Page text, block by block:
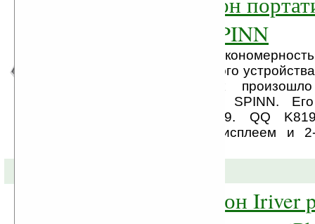
плеера iRiver SPINN
Процесс, ставший
после выхода неплохого
клоны. Именно так
медиаплеером iRiver SPINN.
устройство QQ K819. QQ
дюймовым WQVGA-дисплеем и 2-
Сотовый телефон Iriver